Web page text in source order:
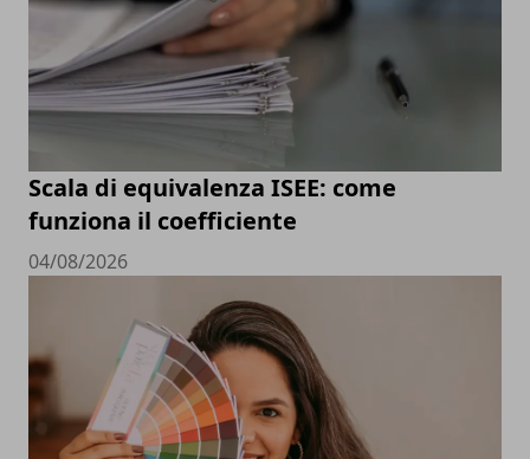
Scala di equivalenza ISEE: come
funziona il coefficiente
04/08/2026